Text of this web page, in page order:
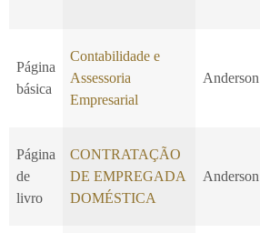
Página
básica
Contabilidade e
Assessoria
Empresarial
Anderson
Página
de
livro
CONTRATAÇÃO
DE EMPREGADA
DOMÉSTICA
Anderson